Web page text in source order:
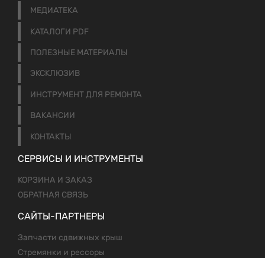
МЕДИАТЕКА
КАТАЛОГИ PDF
ПОЛЕЗНЫЕ МАТЕРИАЛЫ
ЭКСКЛЮЗИВ
ИНСТРУМЕНТ ДЛЯ РЕМОНТА
ВАКАНСИИ
КОНТАКТЫ
СЕРВИСЫ И ИНСТРУМЕНТЫ
КОРЗИНА И ЗАКАЗ
ОБРАТНАЯ СВЯЗЬ
САЙТЫ-ПАРТНЕРЫ
Запчасти сдвижных крыш
Стремянки и рессоры